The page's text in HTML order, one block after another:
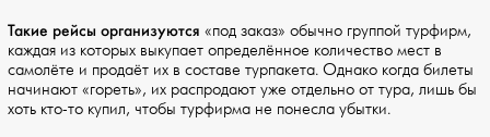
Такие рейсы организуются «под заказ» обычно группой турфирм,
каждая из которых выкупает определённое количество мест в
самолёте и продаёт их в составе турпакета. Однако когда билеты
начинают «гореть», их распродают уже отдельно от тура, лишь бы
хоть кто-то купил, чтобы турфирма не понесла убытки.